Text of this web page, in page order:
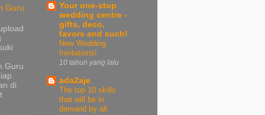
Guru
Guru
di
Your one-stop
wedding centre -
gifts, deco,
favors and such!
New Wedding
Invitations!
10 tahun yang lalu
ada2aje
The top 10 skills
that will be in
demand by all